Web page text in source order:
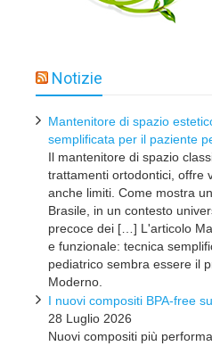
Notizie
Mantenitore di spazio
semplificata per il paziente
Il mantenitore di spazio
trattamenti ortodontici, offre
anche limiti. Come mostra
Brasile, in un contesto
precoce dei […] L'articolo
e funzionale: tecnica
pediatrico sembra essere il
Moderno.
I nuovi compositi BPA-free
28 Luglio 2026
Nuovi compositi più